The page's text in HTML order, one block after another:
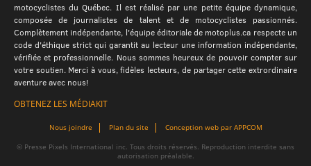
motocyclistes du Québec. Il est réalisé par une petite équipe dynamique,
composée de journalistes de talent et de motocyclistes passionnés.
Complètement indépendante, l'équipe éditoriale de motoplus.ca respecte un
code d'éthique strict qui garantit au lecteur une information indépendante,
vérifiée et professionnelle. Nous sommes heureux de pouvoir compter sur
votre soutien. Merci à vous, fidèles lecteurs, de partager cette extrordinaire
aventure avec nous!
OBTENEZ LES MÉDIAKIT
Nous joindre Plan du site Conception web par APPCOM
© Presse Pixels International inc. Tous droits réservés. Reproduction interdite sans
autorisation préalable.